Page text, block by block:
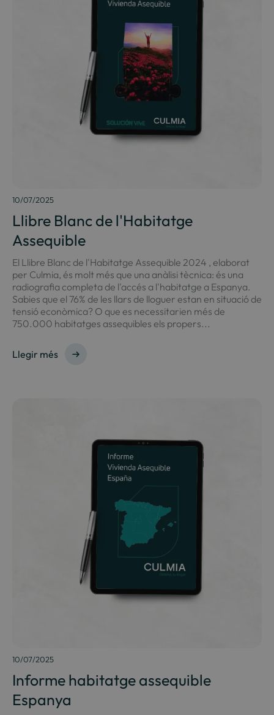
10/07/2025
Llibre Blanc de l'Habitatge
Assequible
El Llibre Blanc de l'Habitatge Assequible 2024 , elaborat
per Culmia, és molt més que una anàlisi tècnica: és una
radiografia completa de l'accés a l'habitatge a Espanya.
Sabies que el 76% de les llars de lloguer estan en situació de
tensió econòmica? O que es necessitarien més de
750.000 habitatges assequibles els propers...
Llegir més
10/07/2025
Informe habitatge assequible
Espanya